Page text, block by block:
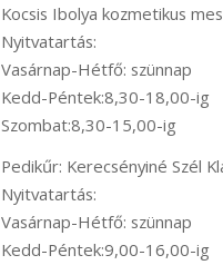
Kocsis Ibolya kozmetikus
Nyitvatartás:
Vasárnap-Hétfő: szünnap
Kedd-Péntek:8,30-18,00-ig
Szombat:8,30-15,00-ig
Pedikűr: Kerecsényiné Szél
Nyitvatartás:
Vasárnap-Hétfő: szünnap
Kedd-Péntek:9,00-16,00-ig